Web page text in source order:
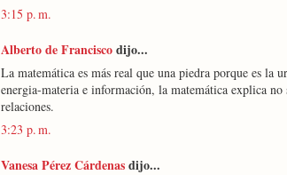
3:15 p. m.
Alberto de Franciscodijo...
La matemática es más real que una piedra porque es la
energia-materia e información, la matemática explica no
relaciones.
3:23 p. m.
Vanesa Pérez Cárdenasdijo...